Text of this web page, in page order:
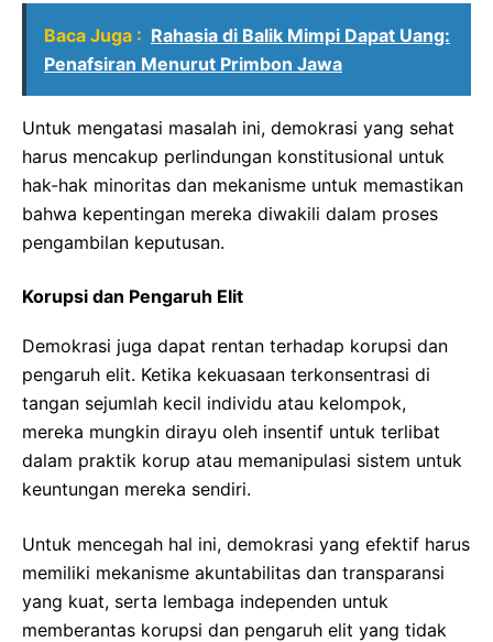
Baca Juga : Rahasia di Balik Mimpi Dapat Uang:
Penafsiran Menurut Primbon Jawa
Untuk mengatasi masalah ini, demokrasi yang sehat
harus mencakup perlindungan konstitusional untuk
hak-hak minoritas dan mekanisme untuk memastikan
bahwa kepentingan mereka diwakili dalam proses
pengambilan keputusan.
Korupsi dan Pengaruh Elit
Demokrasi juga dapat rentan terhadap korupsi dan
pengaruh elit. Ketika kekuasaan terkonsentrasi di
tangan sejumlah kecil individu atau kelompok,
mereka mungkin dirayu oleh insentif untuk terlibat
dalam praktik korup atau memanipulasi sistem untuk
keuntungan mereka sendiri.
Untuk mencegah hal ini, demokrasi yang efektif harus
memiliki mekanisme akuntabilitas dan transparansi
yang kuat, serta lembaga independen untuk
memberantas korupsi dan pengaruh elit yang tidak